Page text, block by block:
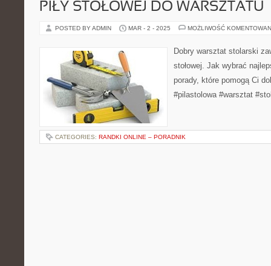
PIŁY STOŁOWEJ DO WARSZTATU
POSTED BY ADMIN MAR - 2 - 2025 MOŻLIWOŚĆ
Dobry warsztat stolarski
stołowej. Jak wybrać
porady, które pomogą Ci
#pilastolowa #warsztat
CATEGORIES: RANDKI ONLINE – PORADNIK